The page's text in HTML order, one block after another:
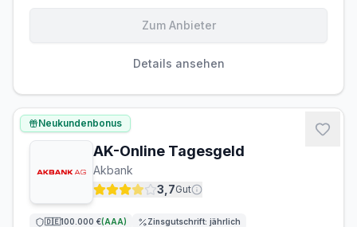
flexibel, täglich
kündbar
VERLÄNGERUNG
MINDESTEINLAGE
10 €
MAXIMALEINLAGE
ZINSGUTSCHRIFT
Zum Anbieter
Details ansehen
AK-Online Tagesgeld
Akbank
3,7Gut
🇩🇪100.000 €(AAA) Zinsgutschrift: jährlich
Neukundenbonus